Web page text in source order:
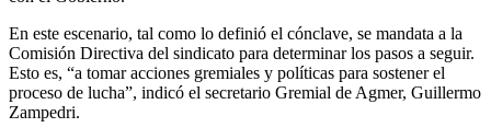
En este escenario, tal como lo definió el cónclave, se mandata a la
Comisión Directiva del sindicato para determinar los pasos a seguir.
Esto es, “a tomar acciones gremiales y políticas para sostener el
proceso de lucha”, indicó el secretario Gremial de Agmer, Guillermo
Zampedri.